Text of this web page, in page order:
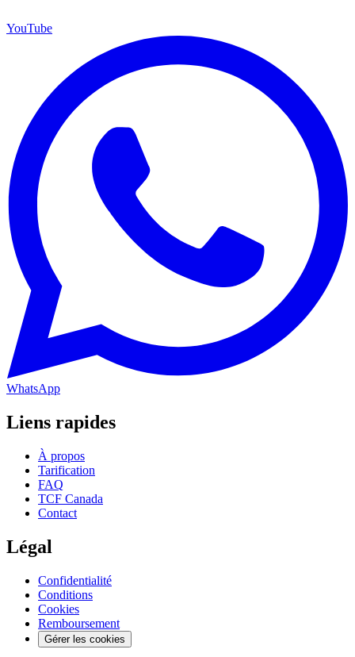
YouTube
WhatsApp
Liens rapides
À propos
Tarification
FAQ
TCF Canada
Contact
Légal
Confidentialité
Conditions
Cookies
Remboursement
Gérer les cookies